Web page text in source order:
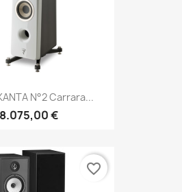
N°2 Carrara...
8.075,00 €
favorite_border